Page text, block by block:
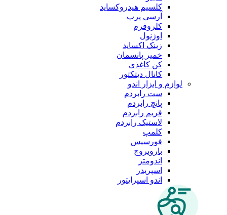
کلسیم هیدروکساید
آرسی پرپ
کلروفرم
اوژنول
زینک اکساید
خمیر پانسمان
کن کاغذی
کانال دیتکتور
لوازم و ابزار اندو
ست رابردم
پانچ رابردم
فریم رابردم
لاستیک رابردم
کلمپ
فورسپس
باروبروچ
اندومتر
اسپریدر
اندو اسپرایتور